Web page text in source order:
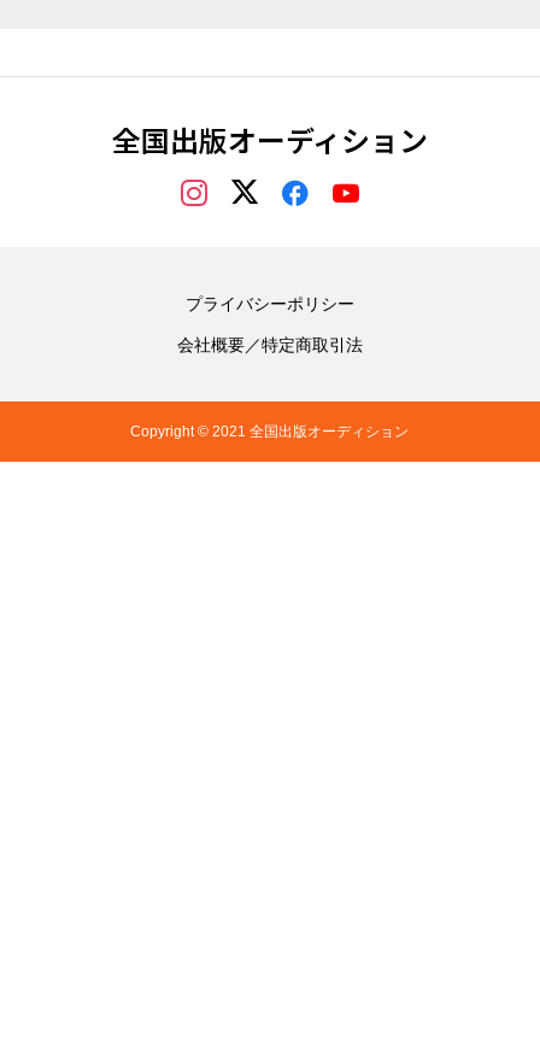
全国出版オーディション
プライバシーポリシー
会社概要／特定商取引法
Copyright © 2021 全国出版オーディション